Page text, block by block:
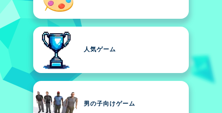
人気ゲーム
男の子向けゲーム